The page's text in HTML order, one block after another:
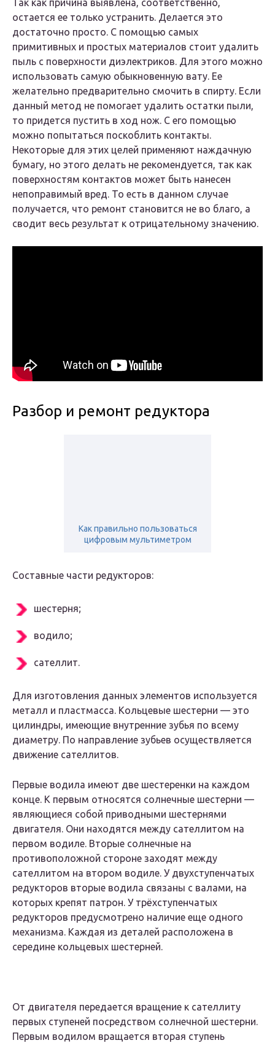
Так как причина выявлена, соответственно,
остается ее только устранить. Делается это
достаточно просто. С помощью самых
примитивных и простых материалов стоит удалить
пыль с поверхности диэлектриков. Для этого можно
использовать самую обыкновенную вату. Ее
желательно предварительно смочить в спирту. Если
данный метод не помогает удалить остатки пыли,
то придется пустить в ход нож. С его помощью
можно попытаться поскоблить контакты.
Некоторые для этих целей применяют наждачную
бумагу, но этого делать не рекомендуется, так как
поверхностям контактов может быть нанесен
непоправимый вред. То есть в данном случае
получается, что ремонт становится не во благо, а
сводит весь результат к отрицательному значению.
Разбор и ремонт редуктора
Как правильно пользоваться
цифровым мультиметром
Составные части редукторов:
шестерня;
водило;
сателлит.
Для изготовления данных элементов используется
металл и пластмасса. Кольцевые шестерни — это
цилиндры, имеющие внутренние зубья по всему
диаметру. По направление зубьев осуществляется
движение сателлитов.
Первые водила имеют две шестеренки на каждом
конце. К первым относятся солнечные шестерни —
являющиеся собой приводными шестернями
двигателя. Они находятся между сателлитом на
первом водиле. Вторые солнечные на
противоположной стороне заходят между
сателлитом на втором водиле. У двухступенчатых
редукторов вторые водила связаны с валами, на
которых крепят патрон. У трёхступенчатых
редукторов предусмотрено наличие еще одного
механизма. Каждая из деталей расположена в
середине кольцевых шестерней.
От двигателя передается вращение к сателлиту
первых ступеней посредством солнечной шестерни.
Первым водилом вращается вторая ступень